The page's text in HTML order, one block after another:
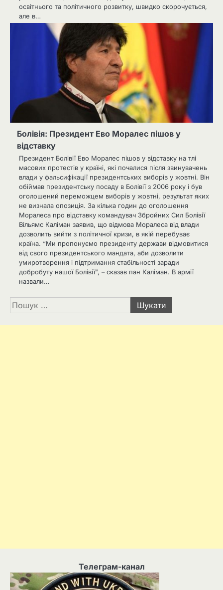
освітнього та політичного розвитку, швидко скорочується,
але в…
Болівія: Президент Ево Моралес пішов у
відставку
Президент Болівії Ево Моралес пішов у відставку на тлі
масових протестів у країні, які почалися після звинувачень
влади у фальсифікації президентських виборів у жовтні. Він
обіймав президентську посаду в Болівії з 2006 року і був
оголошений переможцем виборів у жовтні, результат яких
не визнала опозиція. За кілька годин до оголошення
Моралеса про відставку командувач Збройних Сил Болівії
Вільямс Каліман заявив, що відмова Моралеса від влади
дозволить вийти з політичної кризи, в якій перебуває
країна. “Ми пропонуємо президенту держави відмовитися
від свого президентського мандата, аби дозволити
умиротворення і підтримання стабільності заради
добробуту нашої Болівії”, – сказав пан Каліман. В армії
назвали…
Пошук:
Телеграм-канал